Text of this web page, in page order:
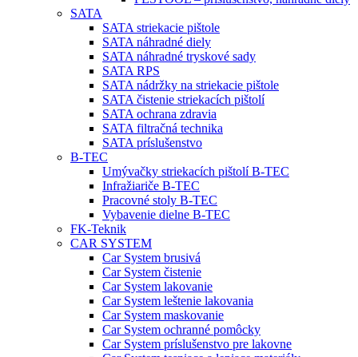
SATA
SATA striekacie pištole
SATA náhradné diely
SATA náhradné tryskové sady
SATA RPS
SATA nádržky na striekacie pištole
SATA čistenie striekacích pištolí
SATA ochrana zdravia
SATA filtračná technika
SATA príslušenstvo
B-TEC
Umývačky striekacích pištolí B-TEC
Infražiariče B-TEC
Pracovné stoly B-TEC
Vybavenie dielne B-TEC
FK-Teknik
CAR SYSTEM
Car System brusivá
Car System čistenie
Car System lakovanie
Car System leštenie lakovania
Car System maskovanie
Car System ochranné pomôcky
Car System príslušenstvo pre lakovne